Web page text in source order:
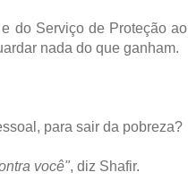
do Serviço de Proteção ao
nada do que ganham.
para sair da pobreza?
você", diz Shafir.